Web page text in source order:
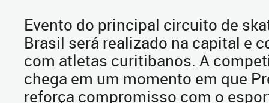
Evento do principal circuito de
Brasil será realizado na capital e
com atletas curitibanos. A
chega em um momento em que
reforça compromisso com o